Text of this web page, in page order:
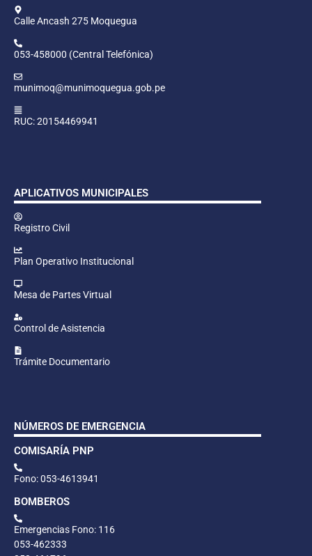
Calle Ancash 275 Moquegua
053-458000 (Central Telefónica)
munimoq@munimoquegua.gob.pe
RUC: 20154469941
APLICATIVOS MUNICIPALES
Registro Civil
Plan Operativo Institucional
Mesa de Partes Virtual
Control de Asistencia
Trámite Documentario
NÚMEROS DE EMERGENCIA
COMISARÍA PNP
Fono: 053-4613941
BOMBEROS
Emergencias Fono: 116
053-462333